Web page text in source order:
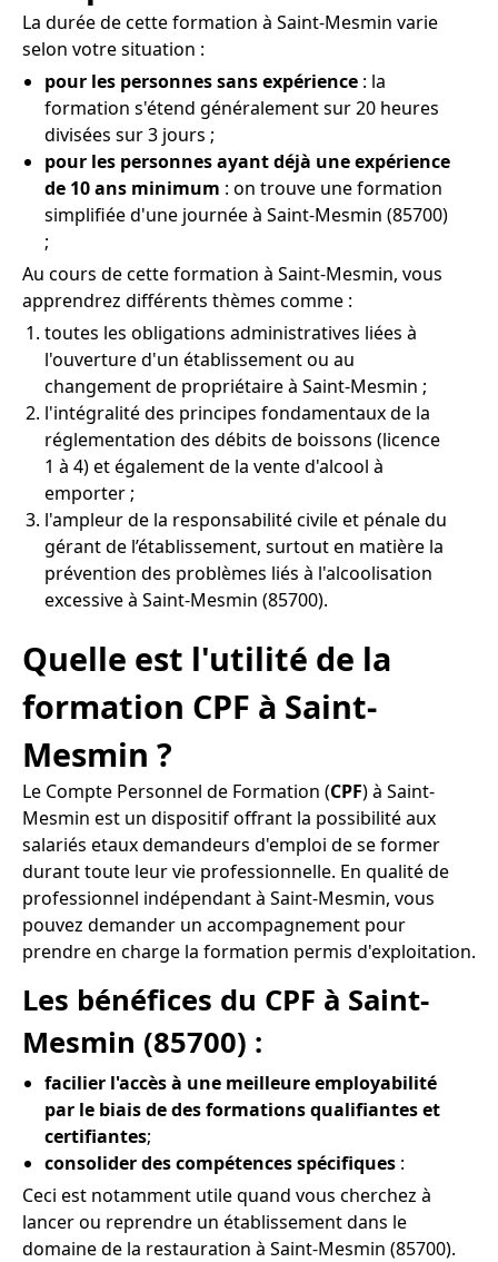
La durée de cette formation à Saint-Mesmin varie
selon votre situation :
pour les personnes sans expérience : la
formation s'étend généralement sur 20 heures
divisées sur 3 jours ;
pour les personnes ayant déjà une expérience
de 10 ans minimum : on trouve une formation
simplifiée d'une journée à Saint-Mesmin (85700)
;
Au cours de cette formation à Saint-Mesmin, vous
apprendrez différents thèmes comme :
toutes les obligations administratives liées à
l'ouverture d'un établissement ou au
changement de propriétaire à Saint-Mesmin ;
l'intégralité des principes fondamentaux de la
réglementation des débits de boissons (licence
1 à 4) et également de la vente d'alcool à
emporter ;
l'ampleur de la responsabilité civile et pénale du
gérant de l’établissement, surtout en matière la
prévention des problèmes liés à l'alcoolisation
excessive à Saint-Mesmin (85700).
Quelle est l'utilité de la
formation CPF à Saint-
Mesmin ?
Le Compte Personnel de Formation (CPF) à Saint-
Mesmin est un dispositif offrant la possibilité aux
salariés etaux demandeurs d'emploi de se former
durant toute leur vie professionnelle. En qualité de
professionnel indépendant à Saint-Mesmin, vous
pouvez demander un accompagnement pour
prendre en charge la formation permis d'exploitation.
Les bénéfices du CPF à Saint-
Mesmin (85700) :
facilier l'accès à une meilleure employabilité
par le biais de des formations qualifiantes et
certifiantes;
consolider des compétences spécifiques :
Ceci est notamment utile quand vous cherchez à
lancer ou reprendre un établissement dans le
domaine de la restauration à Saint-Mesmin (85700).